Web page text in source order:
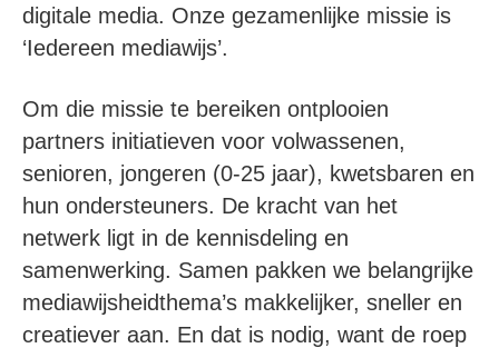
digitale media. Onze gezamenlijke missie is
‘Iedereen mediawijs’.
Om die missie te bereiken ontplooien
partners initiatieven voor volwassenen,
senioren, jongeren (0-25 jaar), kwetsbaren en
hun ondersteuners. De kracht van het
netwerk ligt in de kennisdeling en
samenwerking. Samen pakken we belangrijke
mediawijsheidthema’s makkelijker, sneller en
creatiever aan. En dat is nodig, want de roep